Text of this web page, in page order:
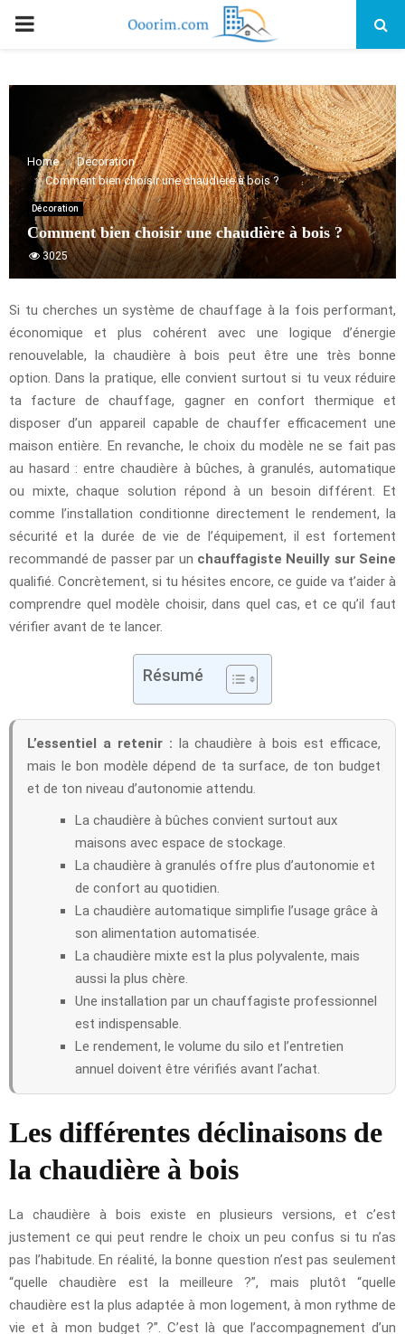
PRIMARY
Home
Décoration
Comment bien choisir une chaudière à bois ?
Décoration
Comment bien choisir une chaudière à bois ?
3025
Si tu cherches un système de chauffage à la fois performant,
économique et plus cohérent avec une logique d’énergie
renouvelable, la chaudière à bois peut être une très bonne
option. Dans la pratique, elle convient surtout si tu veux réduire
ta facture de chauffage, gagner en confort thermique et
disposer d’un appareil capable de chauffer efficacement une
maison entière. En revanche, le choix du modèle ne se fait pas
au hasard : entre chaudière à bûches, à granulés, automatique
ou mixte, chaque solution répond à un besoin différent. Et
comme l’installation conditionne directement le rendement, la
sécurité et la durée de vie de l’équipement, il est fortement
recommandé de passer par un chauffagiste Neuilly sur Seine
qualifié. Concrètement, si tu hésites encore, ce guide va t’aider à
comprendre quel modèle choisir, dans quel cas, et ce qu’il faut
vérifier avant de te lancer.
Résumé
L’essentiel a retenir : la chaudière à bois est efficace,
mais le bon modèle dépend de ta surface, de ton budget
et de ton niveau d’autonomie attendu.
La chaudière à bûches convient surtout aux
maisons avec espace de stockage.
La chaudière à granulés offre plus d’autonomie et
de confort au quotidien.
La chaudière automatique simplifie l’usage grâce à
son alimentation automatisée.
La chaudière mixte est la plus polyvalente, mais
aussi la plus chère.
Une installation par un chauffagiste professionnel
est indispensable.
Le rendement, le volume du silo et l’entretien
annuel doivent être vérifiés avant l’achat.
Les différentes déclinaisons de
la chaudière à bois
La chaudière à bois existe en plusieurs versions, et c’est
justement ce qui peut rendre le choix un peu confus si tu n’as
pas l’habitude. En réalité, la bonne question n’est pas seulement
“quelle chaudière est la meilleure ?”, mais plutôt “quelle
chaudière est la plus adaptée à mon logement, à mon rythme de
vie et à mon budget ?”. C’est là que l’accompagnement d’un